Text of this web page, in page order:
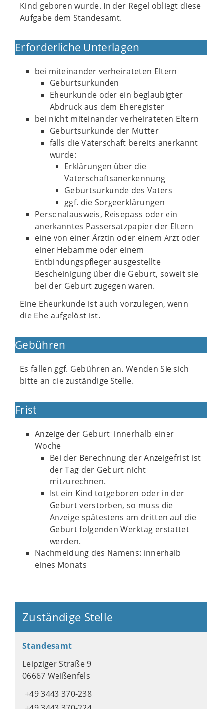
Kind geboren wurde. In der Regel obliegt diese
Aufgabe dem Standesamt.
Erforderliche Unterlagen
bei miteinander verheirateten Eltern
Geburtsurkunden
Eheurkunde oder ein beglaubigter
Abdruck aus dem Eheregister
bei nicht miteinander verheirateten Eltern
Geburtsurkunde der Mutter
falls die Vaterschaft bereits anerkannt
wurde:
Erklärungen über die
Vaterschaftsanerkennung
Geburtsurkunde des Vaters
ggf. die Sorgeerklärungen
Personalausweis, Reisepass oder ein
anerkanntes Passersatzpapier der Eltern
eine von einer Ärztin oder einem Arzt oder
einer Hebamme oder einem
Entbindungspfleger ausgestellte
Bescheinigung über die Geburt, soweit sie
bei der Geburt zugegen waren.
Eine Eheurkunde ist auch vorzulegen, wenn
die Ehe aufgelöst ist.
Gebühren
Es fallen ggf. Gebühren an. Wenden Sie sich
bitte an die zuständige Stelle.
Frist
Anzeige der Geburt: innerhalb einer
Woche
Bei der Berechnung der Anzeigefrist ist
der Tag der Geburt nicht
mitzurechnen.
Ist ein Kind totgeboren oder in der
Geburt verstorben, so muss die
Anzeige spätestens am dritten auf die
Geburt folgenden Werktag erstattet
werden.
Nachmeldung des Namens: innerhalb
eines Monats
Zuständige Stelle
Standesamt
Leipziger Straße 9
06667 Weißenfels
+49 3443 370-238